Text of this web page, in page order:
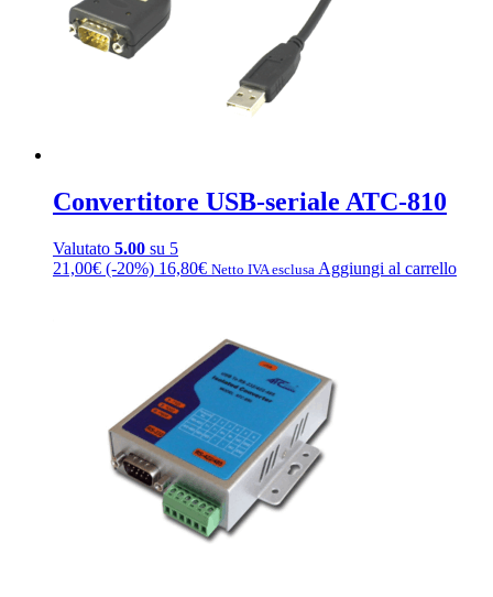
Convertitore USB-seriale ATC-810
Valutato 5.00 su 5
21,00€ (-20%) 16,80€ Netto IVA esclusa Aggiungi al carrello